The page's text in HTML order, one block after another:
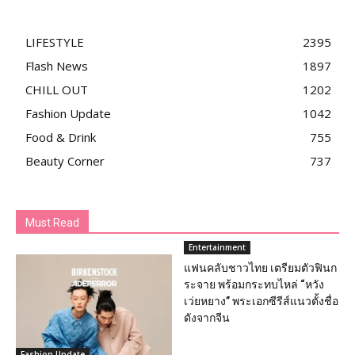
LIFESTYLE
2395
Flash News
1897
CHILL OUT
1202
Fashion Update
1042
Food & Drink
755
Beauty Corner
737
Must Read
Entertainment
แฟนคลับชาวไทย เตรียมตัวฟินก
ระจาย พร้อมกระทบไหล่ “หวัง
เว่ยหยาง” พระเอกซีรีส์แนวตั้งชื่อ
ดังจากจีน